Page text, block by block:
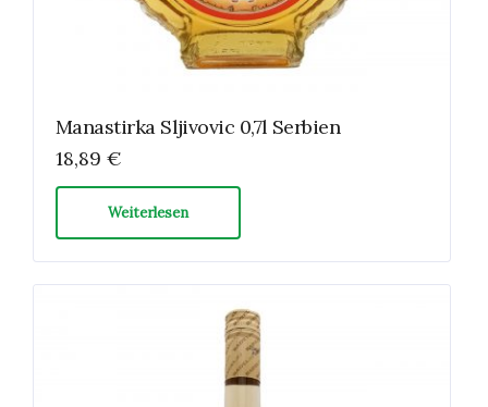
Manastirka Sljivovic 0,7l Serbien
18,89 €
Weiterlesen